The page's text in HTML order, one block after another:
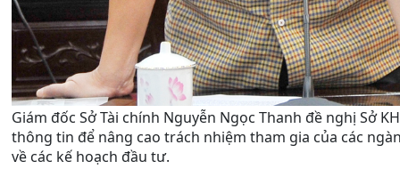
Giám đốc Sở Tài chính Nguyễn Ngọc Thanh đề nghị Sở
thông tin để nâng cao trách nhiệm tham gia của các
về các kế hoạch đầu tư.